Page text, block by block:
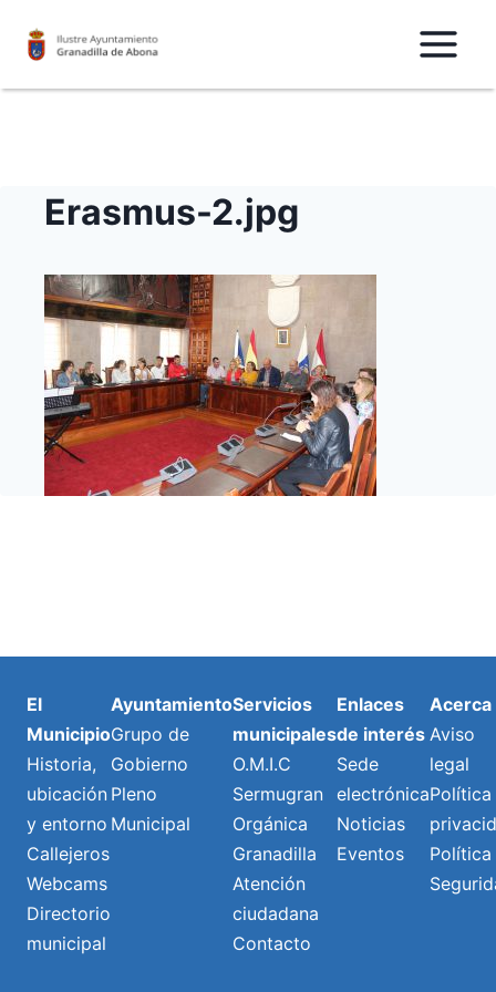
Erasmus-2.jpg
El
Municipio
Historia,
ubicación
y entorno
Callejeros
Webcams
Directorio
municipal
Ayuntamiento
Grupo de
Gobierno
Pleno
Municipal
Servicios
municipales
O.M.I.C
Sermugran
Orgánica
Granadilla
Atención
ciudadana
Contacto
Enlaces
de interés
Sede
electrónica
Noticias
Eventos
Acerca
Aviso
legal
Política
Política